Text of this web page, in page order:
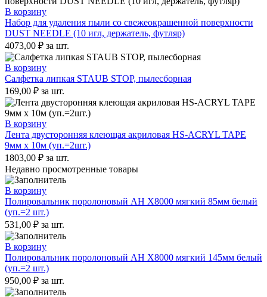
В корзину
Набор для удаления пыли со свежеокрашенной поверхности
DUST NEEDLE (10 игл, держатель, футляр)
4073,00 ₽ за шт.
В корзину
Салфетка липкая STAUB STOP, пылесборная
169,00 ₽ за шт.
В корзину
Лента двусторонняя клеющая акриловая HS-ACRYL TAPE
9мм х 10м (уп.=2шт.)
1803,00 ₽ за шт.
Недавно просмотренные товары
В корзину
Полировальник поролоновый AH X8000 мягкий 85мм белый
(уп.=2 шт.)
531,00 ₽ за шт.
В корзину
Полировальник поролоновый AH X8000 мягкий 145мм белый
(уп.=2 шт.)
950,00 ₽ за шт.